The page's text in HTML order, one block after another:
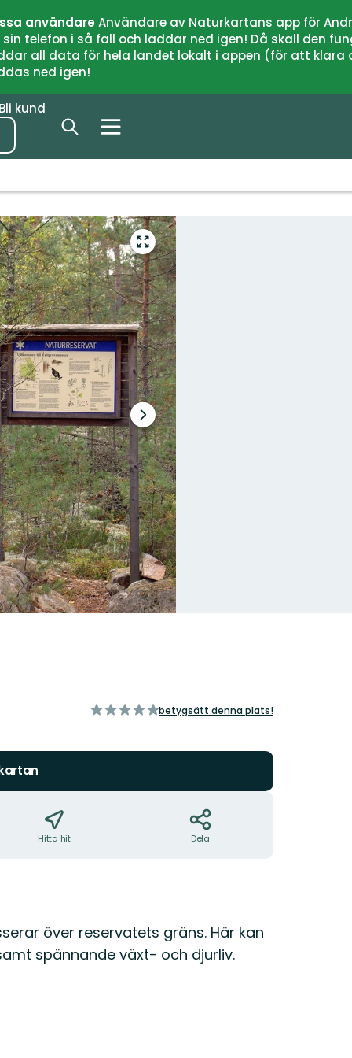
användareAnvändare av Naturkartans app för
telefon i så fall och laddar ned igen! Då skall den
all data för hela landet lokalt i appen (för att
ned igen!
Bli kund
Gå
till
helskärmsläge
Nästa
bildspel
av
betygsätt denna plats!
Hitta hit Dela
över reservatets gräns. Här kan
spännande växt- och djurliv.